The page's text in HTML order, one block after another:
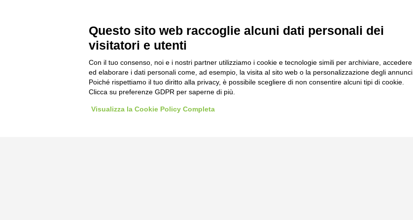
Bogliano Srl
Borgo San Martino 44, 12060
Questo sito web raccoglie alcuni dati personali dei
visitatori e utenti
Con il tuo consenso, noi e i nostri partner utilizziamo i cookie e tecnologie simili per archiviare, accedere
ed elaborare i dati personali come, ad esempio, la visita al sito web o la personalizzazione degli annunci.
Poiché rispettiamo il tuo diritto alla privacy, è possibile scegliere di non consentire alcuni tipi di cookie.
Clicca su preferenze GDPR per saperne di più.
Visualizza la Cookie Policy Completa